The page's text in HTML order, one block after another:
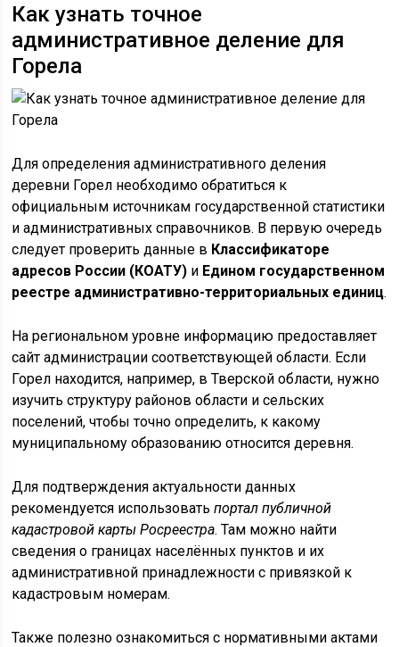
Как узнать точное
административное деление для
Горела
Для определения административного деления
деревни Горел необходимо обратиться к
официальным источникам государственной статистики
и административных справочников. В первую очередь
следует проверить данные в Классификаторе
адресов России (КОАТУ) и Едином государственном
реестре административно-территориальных единиц.
На региональном уровне информацию предоставляет
сайт администрации соответствующей области. Если
Горел находится, например, в Тверской области, нужно
изучить структуру районов области и сельских
поселений, чтобы точно определить, к какому
муниципальному образованию относится деревня.
Для подтверждения актуальности данных
рекомендуется использоватьпортал публичной
кадастровой карты Росреестра. Там можно найти
сведения о границах населённых пунктов и их
административной принадлежности с привязкой к
кадастровым номерам.
Также полезно ознакомиться с нормативными актами